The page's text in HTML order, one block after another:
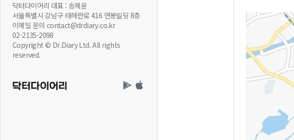
닥터다이어리 대표 : 송제윤
서울특별시 강남구 테헤란로 416 연봉빌딩 8층
이메일 문의 contact@drdiary.co.kr
02-2135-2098
Copyright © Dr.Diary Ltd. All rights
reserved.